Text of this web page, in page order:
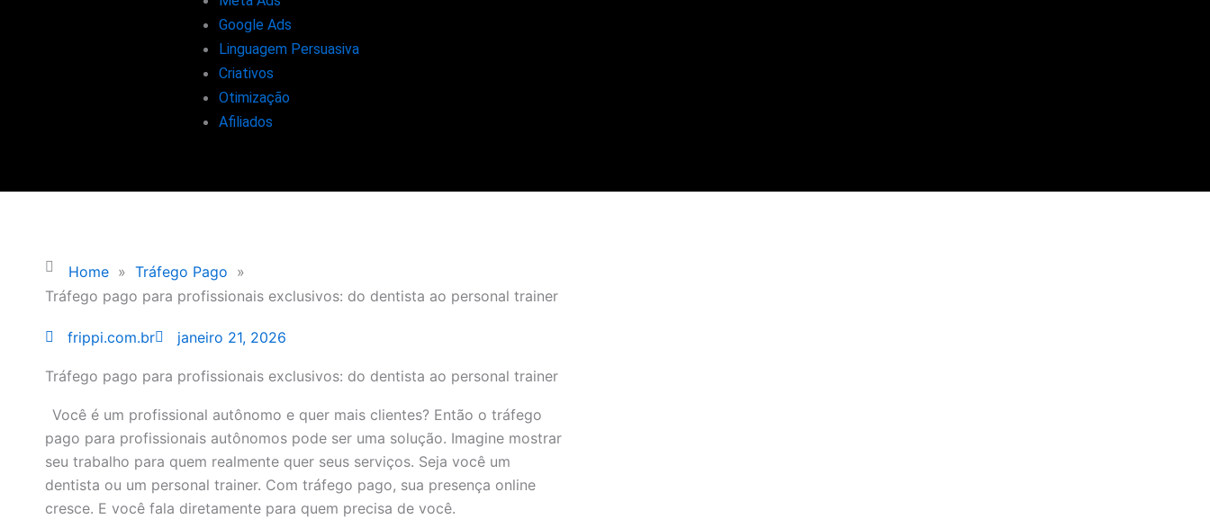
Google Ads
Linguagem Persuasiva
Criativos
Otimização
Afiliados
Home » Tráfego Pago »
Tráfego pago para profissionais exclusivos: do dentista ao personal trainer
frippi.com.br janeiro 21, 2026
Tráfego pago para profissionais exclusivos: do dentista ao personal trainer
Você é um profissional autônomo e quer mais clientes? Então o tráfego
pago para profissionais autônomos pode ser uma solução. Imagine mostrar
seu trabalho para quem realmente quer seus serviços. Seja você um
dentista ou um personal trainer. Com tráfego pago, sua presença online
cresce. E você fala diretamente para quem precisa de você.